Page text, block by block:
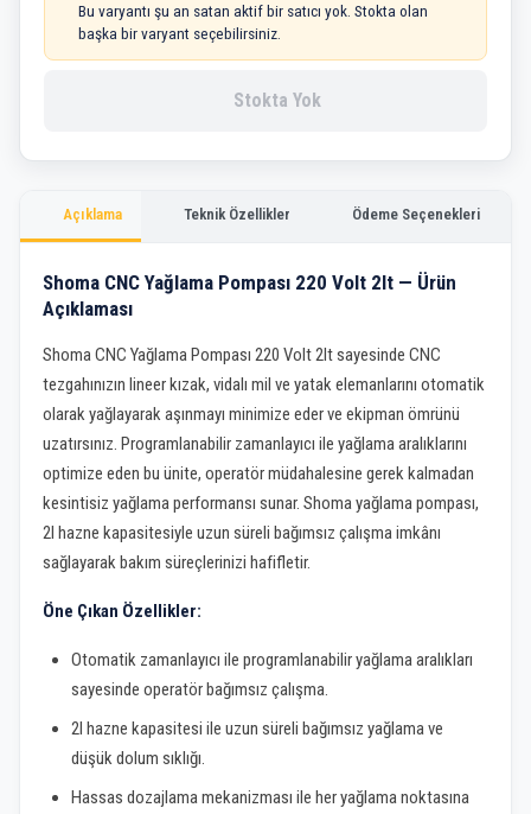
Açıklama Teknik Özellikler Ödeme Seçenekleri
Shoma CNC Yağlama Pompası 220 Volt 2lt — Ürün
Açıklaması
Shoma CNC Yağlama Pompası 220 Volt 2lt sayesinde CNC
tezgahınızın lineer kızak, vidalı mil ve yatak elemanlarını otomatik
olarak yağlayarak aşınmayı minimize eder ve ekipman ömrünü
uzatırsınız. Programlanabilir zamanlayıcı ile yağlama aralıklarını
optimize eden bu ünite, operatör müdahalesine gerek kalmadan
kesintisiz yağlama performansı sunar. Shoma yağlama pompası,
2l hazne kapasitesiyle uzun süreli bağımsız çalışma imkânı
sağlayarak bakım süreçlerinizi hafifletir.
Öne Çıkan Özellikler:
Otomatik zamanlayıcı ile programlanabilir yağlama aralıkları
sayesinde operatör bağımsız çalışma.
2l hazne kapasitesi ile uzun süreli bağımsız yağlama ve
düşük dolum sıklığı.
Hassas dozajlama mekanizması ile her yağlama noktasına
Bu varyantı şu an satan aktif bir satıcı yok. Stokta olan
başka bir varyant seçebilirsiniz.
Stokta Yok